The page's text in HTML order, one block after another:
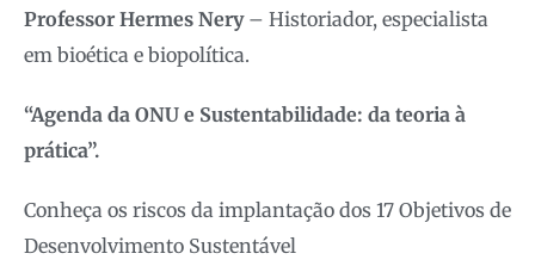
Professor Hermes Nery– Historiador, especialista
em bioética e biopolítica.
“Agenda da ONU e Sustentabilidade: da teoria à
prática”.
Conheça os riscos da implantação dos 17 Objetivos de
Desenvolvimento Sustentável